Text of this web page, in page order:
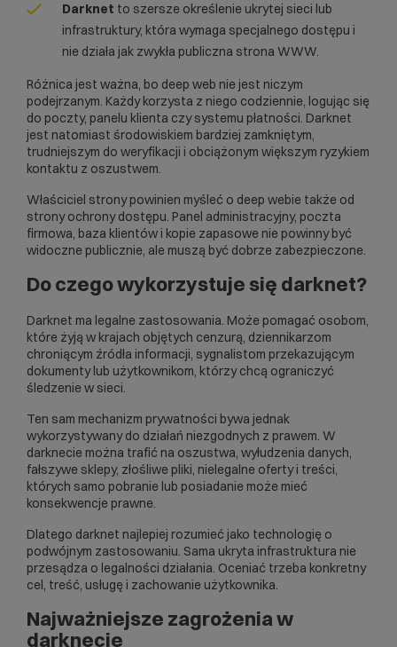
Darknet to szersze określenie ukrytej sieci lub
infrastruktury, która wymaga specjalnego dostępu i
nie działa jak zwykła publiczna strona WWW.
Różnica jest ważna, bo deep web nie jest niczym
podejrzanym. Każdy korzysta z niego codziennie, logując się
do poczty, panelu klienta czy systemu płatności. Darknet
jest natomiast środowiskiem bardziej zamkniętym,
trudniejszym do weryfikacji i obciążonym większym ryzykiem
kontaktu z oszustwem.
Właściciel strony powinien myśleć o deep webie także od
strony ochrony dostępu. Panel administracyjny, poczta
firmowa, baza klientów i kopie zapasowe nie powinny być
widoczne publicznie, ale muszą być dobrze zabezpieczone.
Do czego wykorzystuje się darknet?
Darknet ma legalne zastosowania. Może pomagać osobom,
które żyją w krajach objętych cenzurą, dziennikarzom
chroniącym źródła informacji, sygnalistom przekazującym
dokumenty lub użytkownikom, którzy chcą ograniczyć
śledzenie w sieci.
Ten sam mechanizm prywatności bywa jednak
wykorzystywany do działań niezgodnych z prawem. W
darknecie można trafić na oszustwa, wyłudzenia danych,
fałszywe sklepy, złośliwe pliki, nielegalne oferty i treści,
których samo pobranie lub posiadanie może mieć
konsekwencje prawne.
Dlatego darknet najlepiej rozumieć jako technologię o
podwójnym zastosowaniu. Sama ukryta infrastruktura nie
przesądza o legalności działania. Oceniać trzeba konkretny
cel, treść, usługę i zachowanie użytkownika.
Najważniejsze zagrożenia w
darknecie